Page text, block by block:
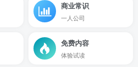
商业常识
一人公司
免费内容
体验试读